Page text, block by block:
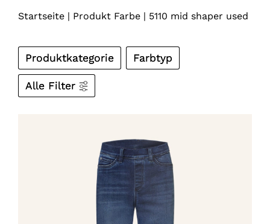
Startseite| Produkt Farbe| 5110 mid shaper used
Produktkategorie Farbtyp
Alle Filter